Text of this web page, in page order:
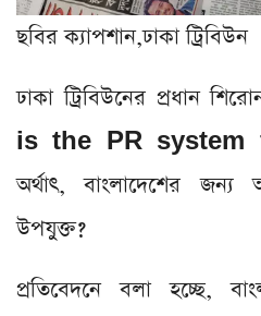
ছবির ক্যাপশান,ঢাকা ট্রিবিউন
ঢাকা ট্রিবিউনের প্রধান
is the PR system
অর্থাৎ, বাংলাদেশের
উপযুক্ত?
প্রতিবেদনে বলা হচ্ছে,